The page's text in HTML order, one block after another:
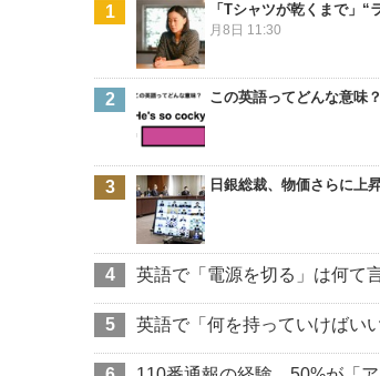
「Tシャツが乾くまで」
月8日 11:30
この英語ってどんな意味
日銀総裁、物価さらに上
英語で「電源を切る」は何て
英語で「何を持っていけばい